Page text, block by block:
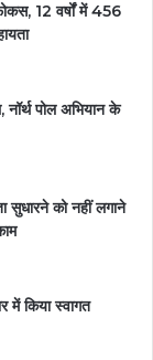
12 वर्षों में 456
पोल अभियान के
को नहीं लगाने
में किया स्वागत